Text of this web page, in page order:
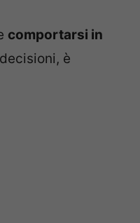
comportarsi in
è